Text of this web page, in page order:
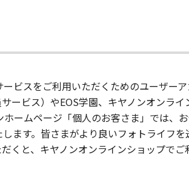
ービスをご利用いただくためのユーザ
ービス）やEOS学園、キヤノンオンラ
ームページ「個人のお客さま」では、
ます。皆さまがより良いフォトライフ
くと、キヤノンオンラインショップで